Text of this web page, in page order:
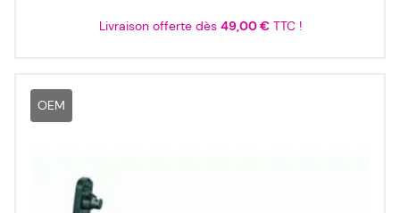
Livraison offerte dès 49,00 €TTC !
OEM